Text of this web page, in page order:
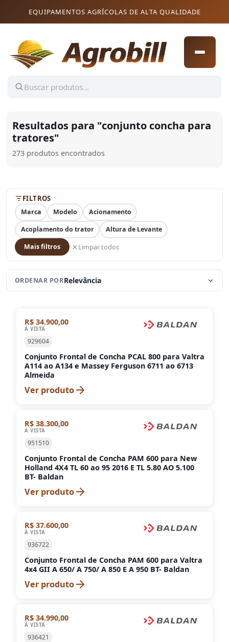
EQUIPAMENTOS AGRÍCOLAS DE ALTA QUALIDADE
Resultados para "conjunto concha para
tratores"
273 produtos encontrados
FILTROS
Marca Modelo
Acionamento
Acoplamento do trator
Altura de Levante
Mais filtros
Limpar todos
ORDENAR PORRelevância
R$ 34.900,00
À VISTA
929604
Conjunto Frontal de Concha PCAL 800 para Valtra
A114 ao A134 e Massey Ferguson 6711 ao 6713
Almeida
Ver produto
R$ 38.300,00
À VISTA
951510
Conjunto Frontal de Concha PAM 600 para New
Holland 4X4 TL 60 ao 95 2016 E TL 5.80 AO 5.100
BT- Baldan
Ver produto
R$ 37.600,00
À VISTA
936722
Conjunto Frontal de Concha PAM 600 para Valtra
4x4 GII A 650/ A 750/ A 850 E A 950 BT- Baldan
Ver produto
R$ 34.990,00
À VISTA
936421